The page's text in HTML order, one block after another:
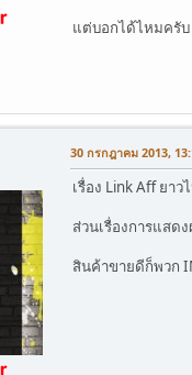
แต่บอกได้ไหมครั
30 กรกฎาคม 2013,
เรื่อง Link Aff ยา
ส่วนเรื่องการแสด
สินค้าขายดีก็พวก